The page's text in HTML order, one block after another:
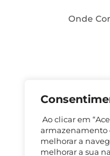
Ao clicar em
armazenamento
melhorar a
melhorar a sua
Onde